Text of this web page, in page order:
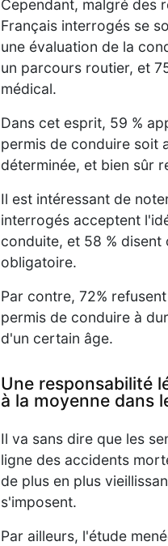
Cependant, malgré des
Français interrogés se
une évaluation de la
un parcours routier, et
médical.
Dans cet esprit, 59 %
permis de conduire soit
déterminée, et bien sûr
Il est intéressant de
interrogés acceptent
conduite, et 58 % disent
obligatoire.
Par contre, 72%
permis de conduire à
d'un certain âge.
Une responsabilité
à la moyenne dans
Il va sans dire que les
ligne des accidents
de plus en plus
s'imposent.
Par ailleurs, l'étude